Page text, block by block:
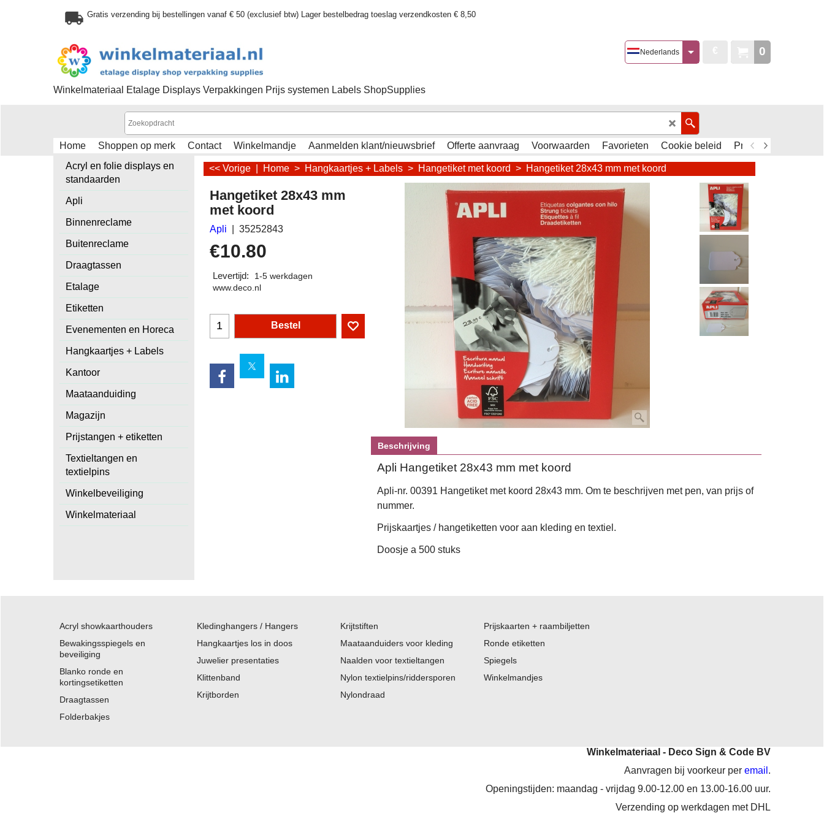
Gratis verzending bij bestellingen vanaf € 50 (exclusief btw) Lager bestelbedrag toeslag verzendkosten € 8,50
0
Nederlands
Winkelmateriaal Etalage Displays Verpakkingen Prijs systemen Labels ShopSupplies
Home Shoppen op merk Contact Winkelmandje Aanmelden klant/nieuwsbrief Offerte aanvraag Voorwaarden Favorieten Cookie beleid
Privacy Policy - AVG
Acryl en folie displays en
standaarden
Apli
Binnenreclame
Buitenreclame
Draagtassen
Etalage
Etiketten
Evenementen en Horeca
Hangkaartjes + Labels
Kantoor
Maataanduiding
Magazijn
Prijstangen + etiketten
Textieltangen en
textielpins
Winkelbeveiliging
Winkelmateriaal
<< Vorige Home > Hangkaartjes + Labels > Hangetiket met koord > Hangetiket 28x43 mm met koord
Hangetiket 28x43 mm
met koord
Apli 35252843
€10.80
Levertijd:
1-5 werkdagen
www.deco.nl
Bestel
Beschrijving
Apli Hangetiket 28x43 mm met koord
Apli-nr. 00391 Hangetiket met koord 28x43 mm. Om te beschrijven met pen, van prijs of
nummer.
Prijskaartjes / hangetiketten voor aan kleding en textiel.
Doosje a 500 stuks
Acryl showkaarthouders
Bewakingsspiegels en
beveiliging
Blanko ronde en
kortingsetiketten
Draagtassen
Folderbakjes
Kledinghangers / Hangers
Hangkaartjes los in doos
Juwelier presentaties
Klittenband
Krijtborden
Krijtstiften
Maataanduiders voor kleding
Naalden voor textieltangen
Nylon textielpins/riddersporen
Nylondraad
Prijskaarten + raambiljetten
Ronde etiketten
Spiegels
Winkelmandjes
Winkelmateriaal - Deco Sign & Code BV
Aanvragen bij voorkeur per email .
Openingstijden: maandag - vrijdag 9.00-12.00 en 13.00-16.00 uur.
Verzending op werkdagen met DHL